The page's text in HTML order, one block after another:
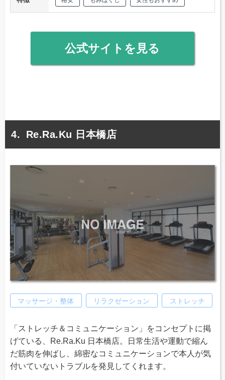
公式サイトを見る
Re.Ra.Ku 日本橋店
マッサージ・整体 リラクゼーション ストレッチ
「ストレッチ＆コミュニケーション」をコンセプトに掲
げている、Re.Ra.Ku 日本橋店。日常生活や運動で縮ん
だ筋肉を伸ばし、綿密なコミュニケーションで本人が気
付いていないトラブルを発見してくれます。